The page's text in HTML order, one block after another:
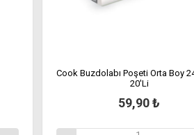
Cook Buzdolabı Poşeti Orta Boy
20'Li
59,90 ₺